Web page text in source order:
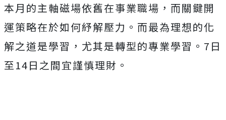
本月的主軸磁場依舊在事業職場，而關鍵開
運策略在於如何紓解壓力。而最為理想的化
解之道是學習，尤其是轉型的專業學習。7日
至14日之間宜謹慎理財。